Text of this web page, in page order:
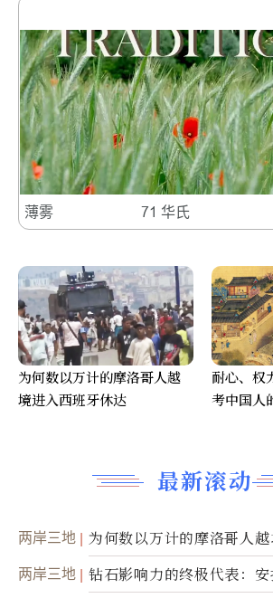
薄雾 71 华氏
最新滚动
两岸三地
为何数以万计的摩洛哥人
达
两岸三地 钻石影响力的终极代表：
为何数以万计的摩洛哥人越
境进入西班牙休达
耐心、权
考中国人